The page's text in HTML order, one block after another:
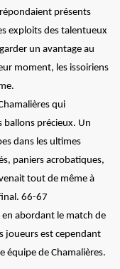
présents
exploits des talentueux
un avantage au
moment, les issoiriens
qui
ballons précieux. Un
dans les ultimes
paniers acrobatiques,
tout de même à
66-67
en abordant le match de
joueurs est cependant
équipe de Chamalières.